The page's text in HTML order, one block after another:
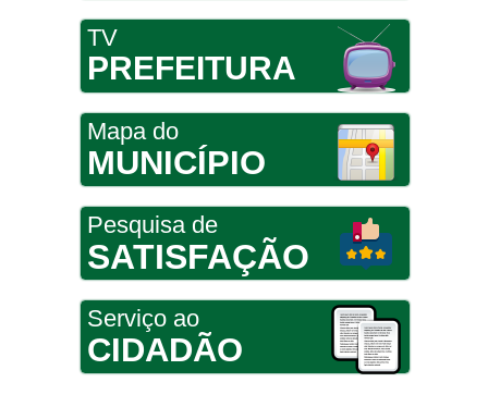
TV
PREFEITURA
Mapa do
MUNICÍPIO
Pesquisa de
SATISFAÇÃO
Serviço ao
CIDADÃO